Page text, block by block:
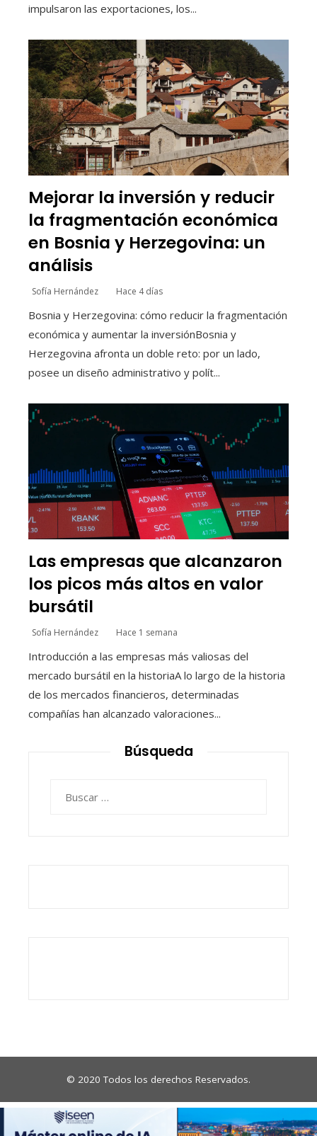
impulsaron las exportaciones, los...
Mejorar la inversión y reducir
la fragmentación económica
en Bosnia y Herzegovina: un
análisis
Sofía Hernández Hace 4 días
Bosnia y Herzegovina: cómo reducir la fragmentación
económica y aumentar la inversiónBosnia y
Herzegovina afronta un doble reto: por un lado,
posee un diseño administrativo y polít...
Las empresas que alcanzaron
los picos más altos en valor
bursátil
Sofía Hernández Hace 1 semana
Introducción a las empresas más valiosas del
mercado bursátil en la historiaA lo largo de la historia
de los mercados financieros, determinadas
compañías han alcanzado valoraciones...
Búsqueda
© 2020 Todos los derechos Reservados.